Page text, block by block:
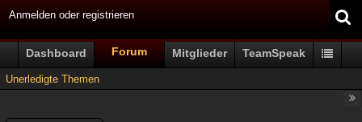
Anmelden oder registrieren
Dashboard Forum Mitglieder TeamSpeak
Unerledigte Themen